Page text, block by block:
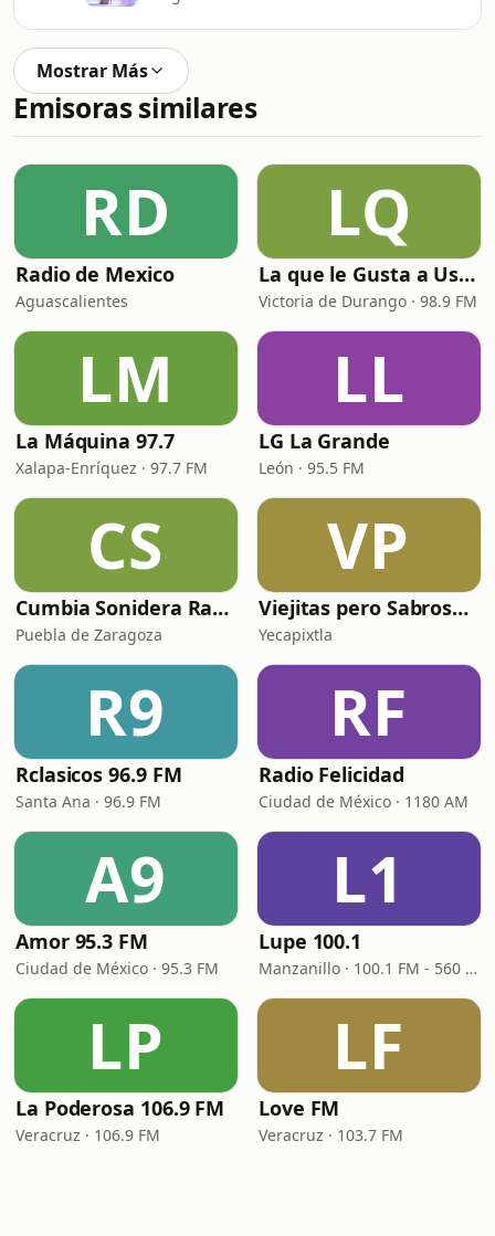
Mostrar Más
Emisoras similares
RD
Radio de Mexico
Aguascalientes
LQ
La que le Gusta a Usted
Victoria de Durango · 98.9 FM
LM
La Máquina 97.7
Xalapa-Enríquez · 97.7 FM
LL
LG La Grande
León · 95.5 FM
CS
Cumbia Sonidera Radio
Puebla de Zaragoza
VP
Viejitas pero Sabrosas Radio
Yecapixtla
R9
Rclasicos 96.9 FM
Santa Ana · 96.9 FM
RF
Radio Felicidad
Ciudad de México · 1180 AM
A9
Amor 95.3 FM
Ciudad de México · 95.3 FM
L1
Lupe 100.1
Manzanillo · 100.1 FM - 560 AM
LP
La Poderosa 106.9 FM
Veracruz · 106.9 FM
LF
Love FM
Veracruz · 103.7 FM